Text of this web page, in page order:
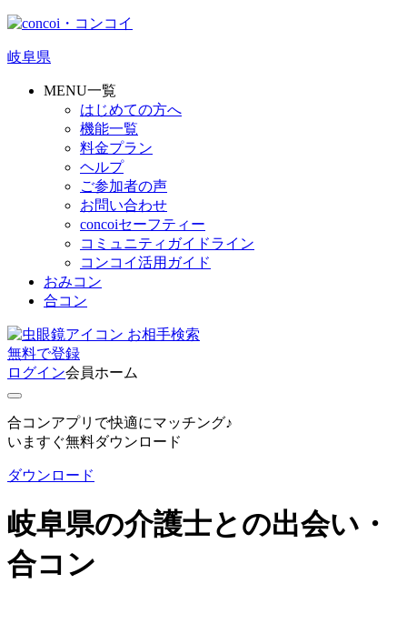
岐阜県
MENU一覧
はじめての方へ
機能一覧
料金プラン
ヘルプ
ご参加者の声
お問い合わせ
concoiセーフティー
コミュニティガイドライン
コンコイ活用ガイド
おみコン
合コン
お相手検索
無料で登録
ログイン会員ホーム
合コンアプリで快適にマッチング♪
いますぐ無料ダウンロード
ダウンロード
岐阜県の介護士との出会い・
合コン